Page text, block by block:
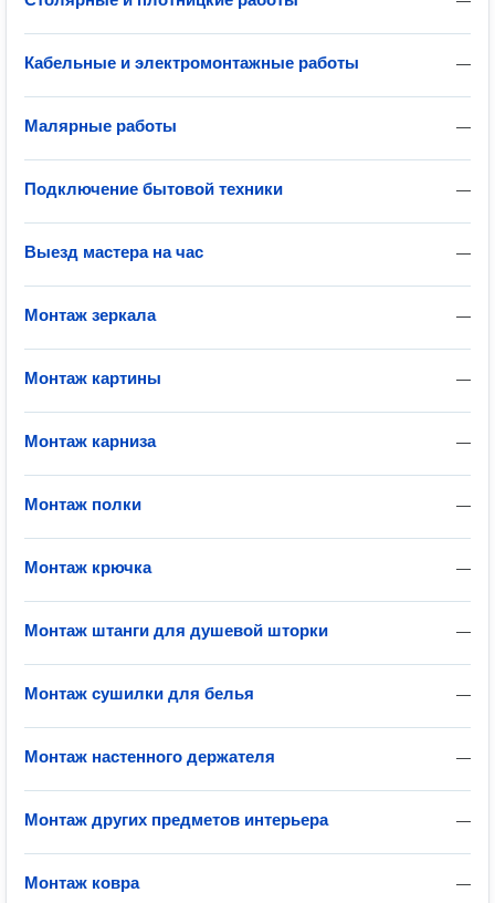
—
Кабельные и электромонтажные работы
—
Малярные работы
—
Подключение бытовой техники
—
Выезд мастера на час
—
Монтаж зеркала
—
Монтаж картины
—
Монтаж карниза
—
Монтаж полки
—
Монтаж крючка
—
Монтаж штанги для душевой шторки
—
Монтаж сушилки для белья
—
Монтаж настенного держателя
—
Монтаж других предметов интерьера
—
Монтаж ковра